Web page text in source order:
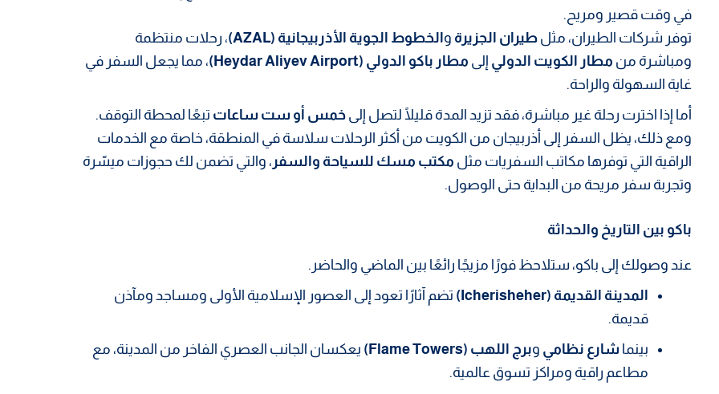
في وقت قصير ومريح.
توفر شركات الطيران، مثل طيران الجزيرة والخطوط الجوية الأذربيجانية (AZAL)
، رحلات منتظمة
ومباشرة من مطار الكويت الدولي إلى مطار باكو الدولي (Heydar Aliyev Airport)
، مما يجعل السفر في
غاية السهولة والراحة.
أما إذا اخترت رحلة غير مباشرة، فقد تزيد المدة قليلًا لتصل إلى خمس أو ست ساعات تبعًا لمحطة التوقف.
ومع ذلك، يظل السفر إلى أذربيجان من الكويت من أكثر الرحلات سلاسة في المنطقة، خاصة مع الخدمات
الراقية التي توفرها مكاتب السفريات مثل مكتب مسك للسياحة والسفر ، والتي تضمن لك حجوزات ميسّرة
وتجربة سفر مريحة من البداية حتى الوصول.
باكو بين التاريخ والحداثة
عند وصولك إلى باكو، ستلاحظ فورًا مزيجًا رائعًا بين الماضي والحاضر.
المدينة القديمة (Icherisheher)
تضم آثارًا تعود إلى العصور الإسلامية الأولى ومساجد ومآذن
قديمة.
بينما شارع نظامي وبرج اللهب (Flame Towers)
يعكسان الجانب العصري الفاخر من المدينة، مع
مطاعم راقية ومراكز تسوق عالمية.